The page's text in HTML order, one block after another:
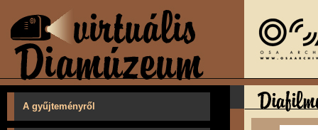
A gyűjteményről